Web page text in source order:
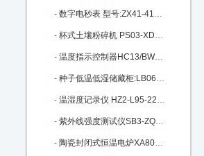
- 数字电秒表 型号:ZX41-415库号：M392353
- 杯式土壤粉碎机 PS03-XDB050303 M394553
- 温度指示控制器HC13/BWY-805TH M401763
- 种子低温低湿储藏柜:LB06-DWS-300 M404340
- 温湿度记录仪 HZ2-L95-22库号：M405632
- 紫外线强度测试仪SB3-ZQJ-254库号：M5476
- 陶瓷封闭式恒温电炉XA80-10库号：M15864